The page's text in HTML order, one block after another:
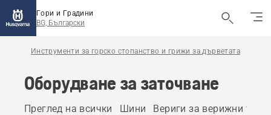
Гори и Градини
BG, Български
Инструменти за горско стопанство и грижи за дърветата
Оборудване за заточване
Преглед на всички Шини Вериги за верижни